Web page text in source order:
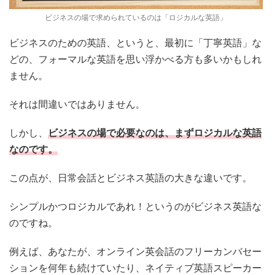
ビジネスの場で求められているのは「ロジカルな英語」
ビジネスのための英語、というと、最初に「丁寧英語」な
どの、フォーマルな英語を思い浮かべる方も多いかもしれ
ません。
それは間違いではありません。
しかし、 ビジネスの場で必要なのは、まずロジカルな英語
なのです。
この点が、日常会話とビジネス英語の大きな違いです。
シンプルかつロジカルであれ！というのがビジネス英語な
のですね。
例えば、あなたが、オンライン英会話のフリーカンバセー
ションを何年も続けていたり、ネイティブ英語スピーカー